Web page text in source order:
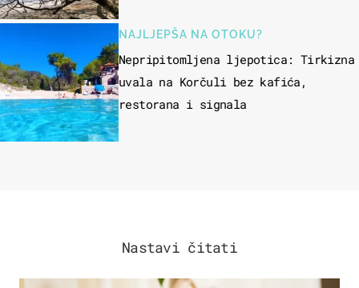
NAJLJEPŠA NA OTOKU?
Nepripitomljena ljepotica: Tirkizna
uvala na Korčuli bez kafića,
restorana i signala
Nastavi čitati